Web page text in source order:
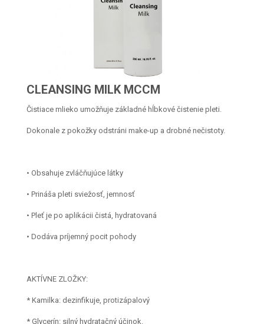
CLEANSING MILK MCCM
Čistiace mlieko umožňuje základné hĺbkové čistenie pleti.
Dokonale z pokožky odstráni make-up a drobné nečistoty.
• Obsahuje zvláčňujúce látky
• Prináša pleti sviežosť, jemnosť
• Pleť je po aplikácii čistá, hydratovaná
• Dodáva príjemný pocit pohody
AKTÍVNE ZLOŽKY:
* Kamilka: dezinfikuje, protizápalový
* Glycerín: silný hydratačný účinok.